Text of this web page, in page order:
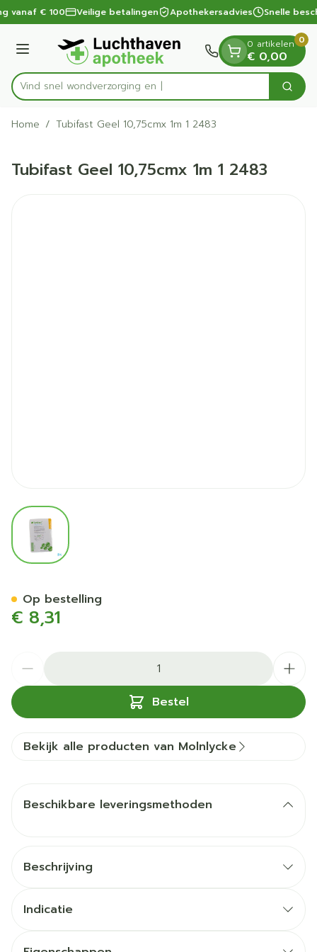
Ga naar de inhoud
1 van 1
vanaf € 100 Veilige betalingen Apothekersadvies Snelle
Menu
Product, merk, categorie...
Vind snel wondverzo Zoek
0 artikelen
€ 0,00
0
Home / Tubifast Geel 10,75cmx 1m 1 2483
Tubifast Geel 10,75cmx 1m 1 2483
View larger image
€ 8,31
Bestel
Op bestelling
Bekijk alle producten van Molnlycke
Beschikbare leveringsmethoden
Beschrijving
Indicatie